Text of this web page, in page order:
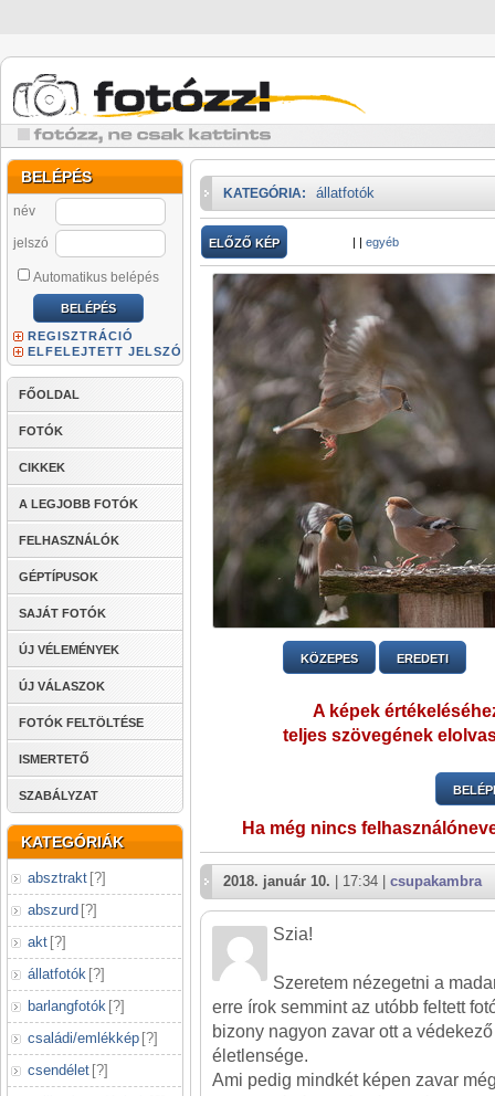
BELÉPÉS
név
jelszó
Automatikus belépés
REGISZTRÁCIÓ
ELFELEJTETT JELSZÓ
FŐOLDAL
FOTÓK
CIKKEK
A LEGJOBB FOTÓK
FELHASZNÁLÓK
GÉPTÍPUSOK
SAJÁT FOTÓK
ÚJ VÉLEMÉNYEK
ÚJ VÁLASZOK
FOTÓK FELTÖLTÉSE
ISMERTETŐ
SZABÁLYZAT
KATEGÓRIÁK
absztrakt [?]
abszurd [?]
akt [?]
állatfotók [?]
barlangfotók [?]
családi/emlékkép [?]
csendélet [?]
KATEGÓRIA: állatfotók
ELŐZŐ KÉP | | egyéb
KÖZEPES EREDETI
A képek
teljes szövegének
Ha még nincs
2018. január 10. | 17:34 | csupakambra
Szia!
Szeretem nézegetni a
erre írok semmint az utóbb feltett
bizony nagyon zavar ott a
életlensége.
Ami pedig mindkét képen zavar